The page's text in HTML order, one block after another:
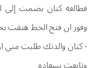
فطالعه كنان بصمت إلى
وفور ان فتح الخط هتفت
- كنان والدتك طلبت مني